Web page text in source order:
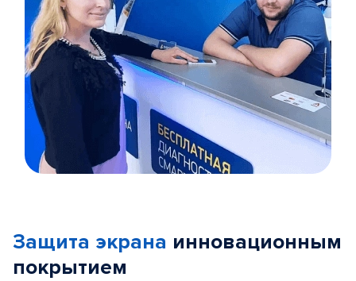
5
Защита экрана инновационным
покрытием